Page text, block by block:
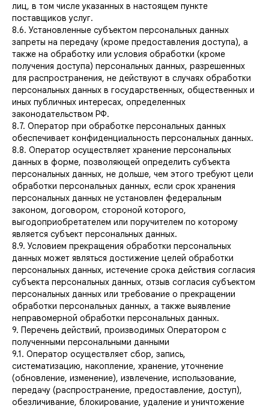
лиц, в том числе указанных в настоящем пункте
поставщиков услуг.
8.6. Установленные субъектом персональных данных
запреты на передачу (кроме предоставления доступа), а
также на обработку или условия обработки (кроме
получения доступа) персональных данных, разрешенных
для распространения, не действуют в случаях обработки
персональных данных в государственных, общественных и
иных публичных интересах, определенных
законодательством РФ.
8.7. Оператор при обработке персональных данных
обеспечивает конфиденциальность персональных данных.
8.8. Оператор осуществляет хранение персональных
данных в форме, позволяющей определить субъекта
персональных данных, не дольше, чем этого требуют цели
обработки персональных данных, если срок хранения
персональных данных не установлен федеральным
законом, договором, стороной которого,
выгодоприобретателем или поручителем по которому
является субъект персональных данных.
8.9. Условием прекращения обработки персональных
данных может являться достижение целей обработки
персональных данных, истечение срока действия согласия
субъекта персональных данных, отзыв согласия субъектом
персональных данных или требование о прекращении
обработки персональных данных, а также выявление
неправомерной обработки персональных данных.
9. Перечень действий, производимых Оператором с
полученными персональными данными
9.1. Оператор осуществляет сбор, запись,
систематизацию, накопление, хранение, уточнение
(обновление, изменение), извлечение, использование,
передачу (распространение, предоставление, доступ),
обезличивание, блокирование, удаление и уничтожение